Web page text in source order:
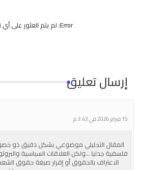
Error: لم يتم العثور على أي
إرسال تعليق
15 فبراير 2026 في 3:43 م
المقال التحليلي موضوعي بشكل دقيق ذو
فلسفية جدليا ...ولكن العلاقات السياسية
الاعتراف بالحقوق أو إقرار صيغة حقوق